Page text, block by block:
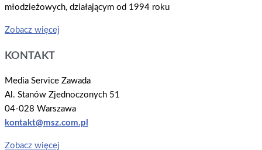
młodzieżowych, działającym od 1994 roku
Zobacz więcej
KONTAKT
Media Service Zawada
Al. Stanów Zjednoczonych 51
04-028 Warszawa
kontakt@msz.com.pl
Zobacz więcej